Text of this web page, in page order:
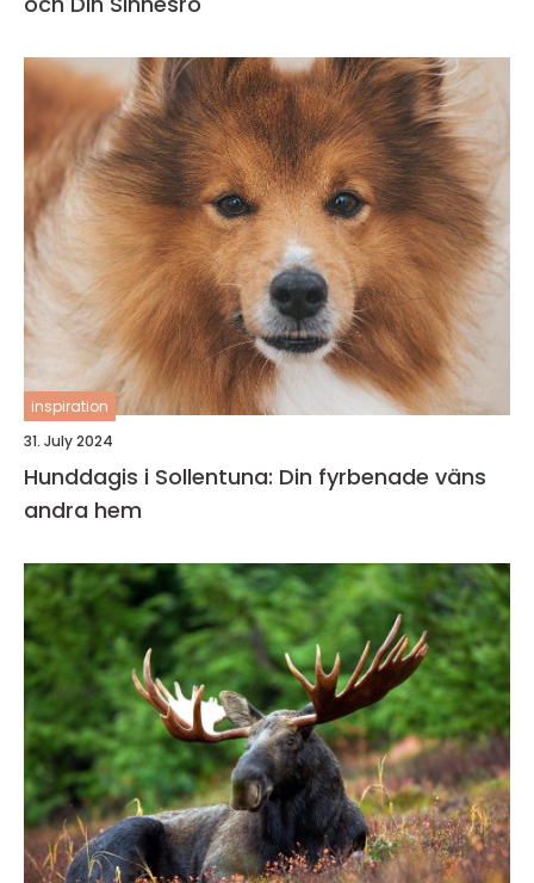
inspiration
31. July 2024
Hunddagis i Sollentuna: Din fyrbenade väns
andra hem